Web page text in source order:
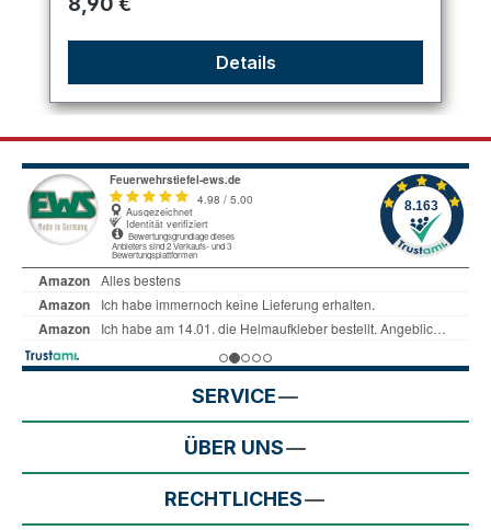
Details
SERVICE
ÜBER UNS
RECHTLICHES